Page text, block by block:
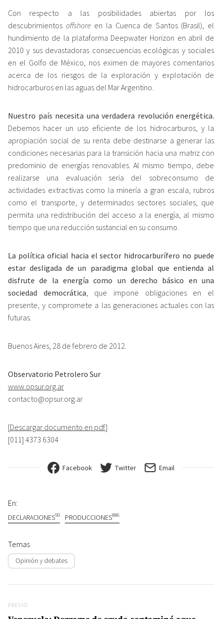
Con respecto a las posibilidades abiertas por los
descubrimientos offshore en la Cuenca de Santos (Brasil), el
hundimiento de la plataforma Deepwater Horizon en abril de
2010 y sus devastadoras consecuencias ecológicas y sociales
en el Golfo de México, nos eximen de mayores comentarios
acerca de los riesgos de la exploración y explotación de
hidrocarburos en las aguas del Mar Argentino.
Nuestro país necesita una verdadera revolución energética.
Debemos hacer un uso eficiente de los hidrocarburos, y la
apropiación social de su renta debe destinarse a generar las
condiciones necesarias para la transición hacia una matriz con
predominio de energías renovables. Al mismo tiempo, debe
realizarse una evaluación seria del sobreconsumo de
actividades extractivas como la minería a gran escala, rubros
como el transporte, y determinados sectores sociales, que
permita una redistribución del acceso a la energía, al mismo
tiempo que una reducción sustancial en su consumo.
La política oficial hacia el sector hidrocarburífero no puede
estar desligada de un paradigma global que entienda al
disfrute de la energía como un derecho básico en una
sociedad democrática , que impone obligaciones en el
presente, y compromete a las generaciones actuales con las
futuras.
Buenos Aires, 28 de febrero de 2012.
Observatorio Petrolero Sur
www.opsur.org.ar
contacto@opsur.org.ar
[Descargar documento en pdf]
[011] 4373 6304
Facebook Twitter Email
En:
DECLARACIONES99 PRODUCCIONES886
Temas
Opinión y debates
Previo
PREVIO